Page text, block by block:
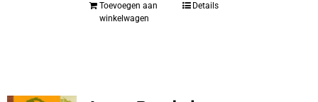
Toevoegen aan
winkelwagen
Details